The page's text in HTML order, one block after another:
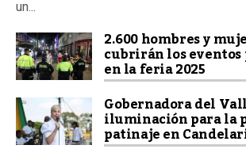
un...
2.600 hombres y
cubrirán los
en la feria 2025
Gobernadora del
iluminación para la
patinaje en